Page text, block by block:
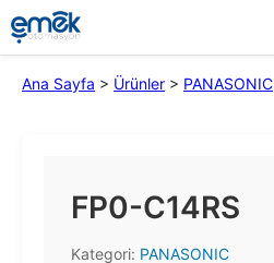
Ana Sayfa > Ürünler > PANASONIC
FP0-C14RS
Kategori: PANASONIC